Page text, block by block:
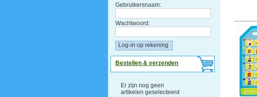
Gebruikersnaam:
Wachtwoord:
Bestellen & verzenden
Er zijn nog geen
artikelen geselecteerd